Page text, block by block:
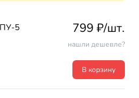
5 799 ₽/шт.
нашли дешевле?
В корзину